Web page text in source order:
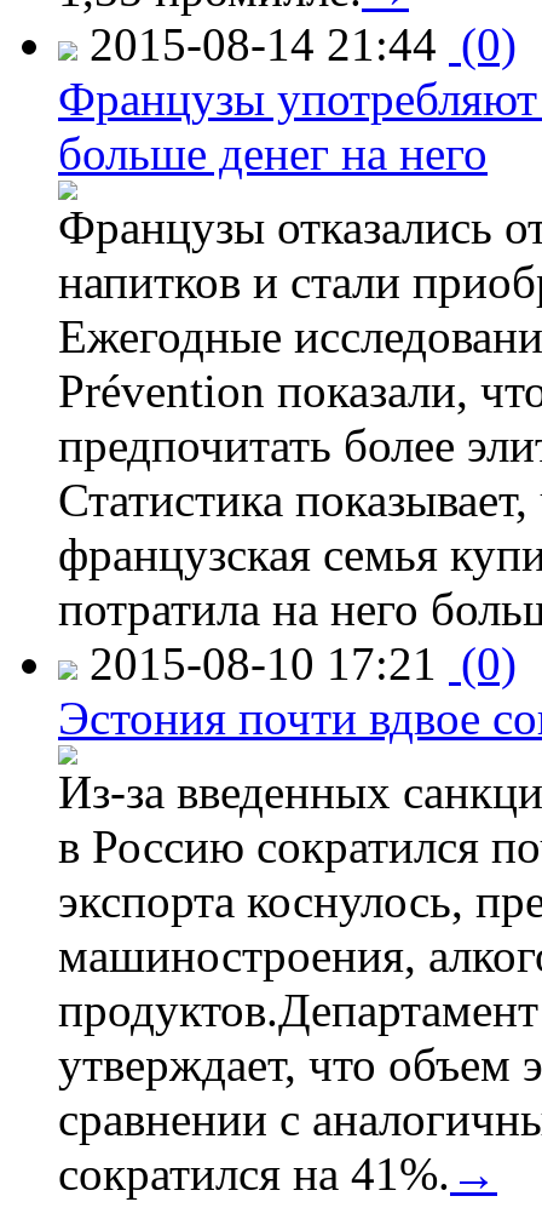
2015-08-14 21:44 (0)
Французы
больше денег на него
Французы отказались
напитков и стали
Ежегодные
Prévention показали,
предпочитать более
Статистика
французская семья
потратила на него
2015-08-10 17:21 (0)
Эстония почти вдвое
Из-за введенных
в Россию сократился
экспорта коснулось,
машиностроения,
утверждает, что объем
сравнении с
сократился на 41%. →